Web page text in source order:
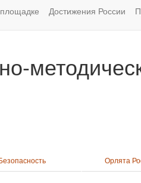
Достижения России
Орлята